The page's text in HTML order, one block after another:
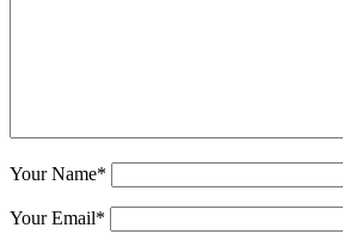
Your Name*
Your Email*